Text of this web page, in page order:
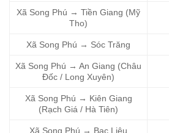
Xã Song Phú → Tiền Giang (Mỹ
Tho)
Xã Song Phú → Sóc Trăng
Xã Song Phú → An Giang (Châu
Đốc / Long Xuyên)
Xã Song Phú → Kiên Giang
(Rạch Giá / Hà Tiên)
Xã Song Phú → Bạc Liêu